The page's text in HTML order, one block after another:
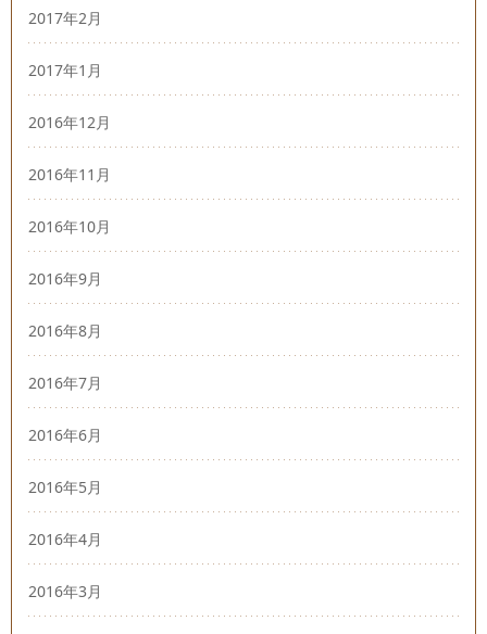
2017年2月
2017年1月
2016年12月
2016年11月
2016年10月
2016年9月
2016年8月
2016年7月
2016年6月
2016年5月
2016年4月
2016年3月